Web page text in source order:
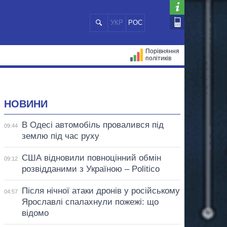
УКР РОС
Порівняння
політиків
НОВИНИ
09:44
В Одесі автомобіль провалився під
землю під час руху
09:12
США відновили повноцінний обмін
розвідданими з Україною – Politico
04:57
Після нічної атаки дронів у російському
Ярославлі спалахнули пожежі: що
відомо